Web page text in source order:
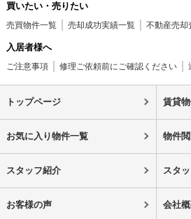
買いたい・売りたい
売買物件一覧 売却成功実績一覧 不動産売却
入居者様へ
ご注意事項 修理ご依頼前にご確認ください
トップページ 賃貸
お気に入り物件一覧 物件
スタッフ紹介 スタ
お客様の声 会社